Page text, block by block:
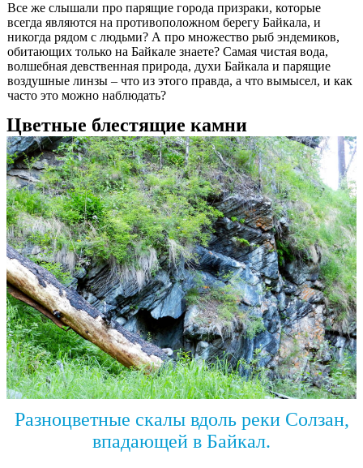
Все же слышали про парящие города призраки, которые
всегда являются на противоположном берегу Байкала, и
никогда рядом с людьми? А про множество рыб эндемиков,
обитающих только на Байкале знаете? Самая чистая вода,
волшебная девственная природа, духи Байкала и парящие
воздушные линзы – что из этого правда, а что вымысел, и как
часто это можно наблюдать?
Цветные блестящие камни
Разноцветные скалы вдоль реки Солзан,
впадающей в Байкал.